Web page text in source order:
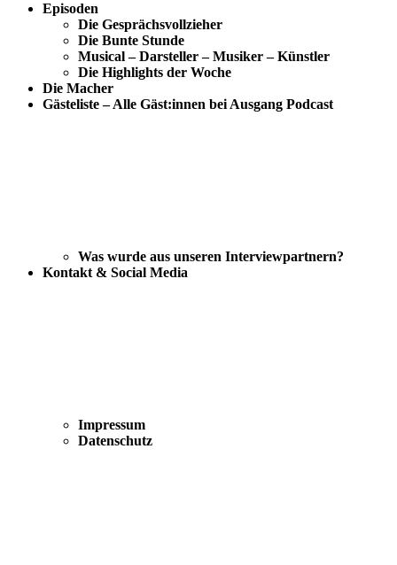
Episoden
Die Gesprächsvollzieher
Die Bunte Stunde
Musical – Darsteller – Musiker – Künstler
Die Highlights der Woche
Die Macher
Gästeliste – Alle Gäst:innen bei Ausgang Podcast
Was wurde aus unseren Interviewpartnern?
Kontakt & Social Media
Impressum
Datenschutz